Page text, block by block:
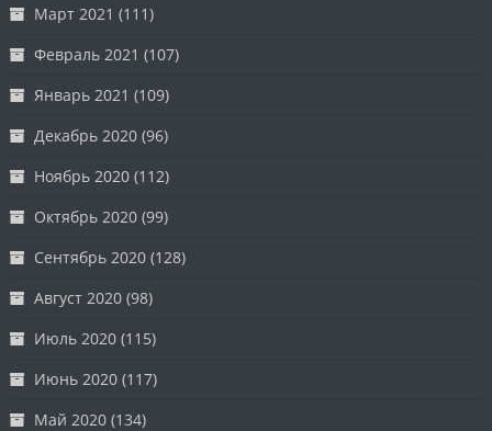
Март 2021 (111)
Февраль 2021 (107)
Январь 2021 (109)
Декабрь 2020 (96)
Ноябрь 2020 (112)
Октябрь 2020 (99)
Сентябрь 2020 (128)
Август 2020 (98)
Июль 2020 (115)
Июнь 2020 (117)
Май 2020 (134)